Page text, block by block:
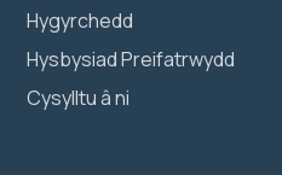
Hygyrchedd
Hysbysiad Preifatrwydd
Cysylltu â ni